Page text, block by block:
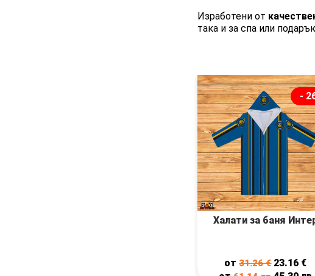
Изработени от
така и за спа или
-
Халати за баня
от31.26€ 23.16 €